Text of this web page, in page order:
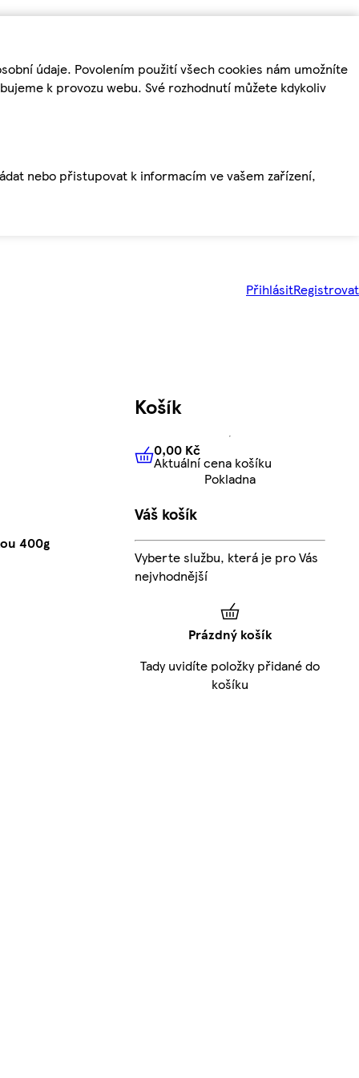
údaje. Povolením použití všech cookies nám umožníte
k provozu webu. Své rozhodnutí můžete kdykoliv
nebo přistupovat k informacím ve vašem zařízení,
PřihlásitRegistrovat
400g
Košík
0,00 KčAktuální cena košíku
0,00 Kč
Aktuální cena košíku
Pokladna
Váš košík
Vyberte službu, která je pro Vás
nejvhodnější
Prázdný košík
Tady uvidíte položky přidané do
košíku